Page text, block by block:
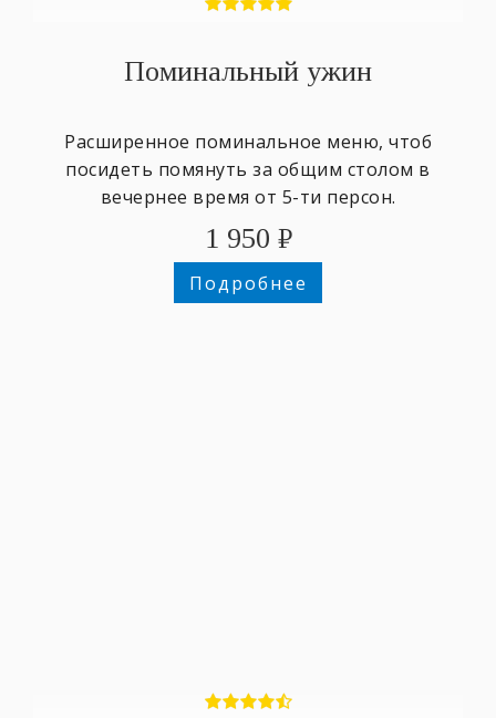
Поминальный ужин
Расширенное поминальное меню, чтоб
посидеть помянуть за общим столом в
вечернее время от 5-ти персон.
1 950 ₽
Подробнее